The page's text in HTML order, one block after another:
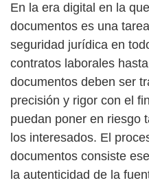
En la era digital en la
documentos es una
seguridad jurídica en
contratos laborales
documentos deben ser
precisión y rigor con el
puedan poner en riesgo
los interesados. El
documentos consiste
la autenticidad de la